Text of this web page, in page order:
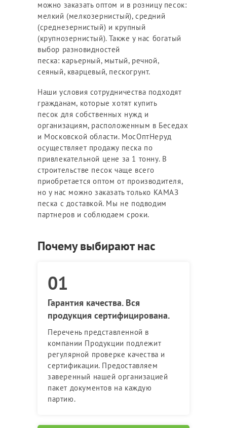
можно заказать оптом и в розницу песок:
мелкий (мелкозернистый), средний
(среднезернистый) и крупный
(крупнозернистый). Также у нас богатый
выбор разновидностей
песка: карьерный, мытый, речной,
сеяный, кварцевый, пескогрунт.
Наши условия сотрудничества подходят
гражданам, которые хотят купить
песок для собственных нужд и
организациям, расположенным в Беседах
и Московской области. МосОптНеруд
осуществляет продажу песка по
привлекательной цене за 1 тонну. В
строительстве песок чаще всего
приобретается оптом от производителя,
но у нас можно заказать только КАМАЗ
песка с доставкой. Мы не подводим
партнеров и соблюдаем сроки.
Почему выбирают нас
Гарантия качества. Вся
продукция сертифицирована.
Перечень представленной в
компании Продукции подлежит
регулярной проверке качества и
сертификации. Предоставляем
заверенный нашей организацией
пакет документов на каждую
партию.